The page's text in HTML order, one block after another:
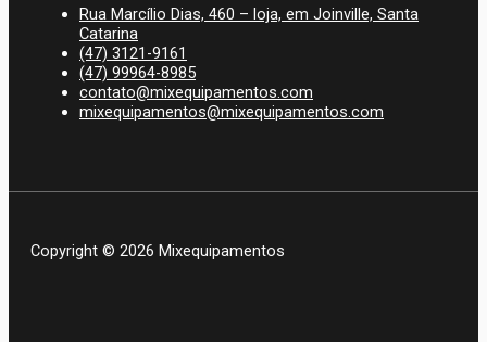
Rua Marcílio Dias, 460 – loja, em Joinville, Santa
Catarina
(47) 3121-9161
(47) 99964-8985
contato@mixequipamentos.com
mixequipamentos@mixequipamentos.com
Copyright © 2026 Mixequipamentos